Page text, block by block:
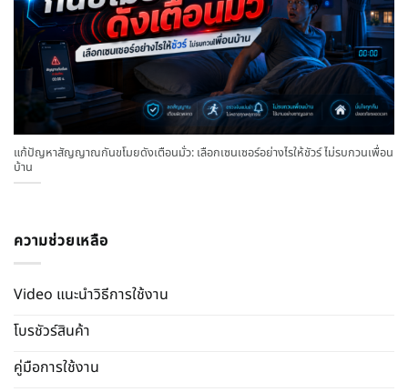
แก้ปัญหาสัญญาณกันขโมยดังเตือนมั่ว: เลือกเซนเซอร์อย่างไรให้ชัวร์ ไม่รบกวนเพื่อน
บ้าน
ความช่วยเหลือ
Video แนะนำวิธีการใช้งาน
โบรชัวร์สินค้า
คู่มือการใช้งาน